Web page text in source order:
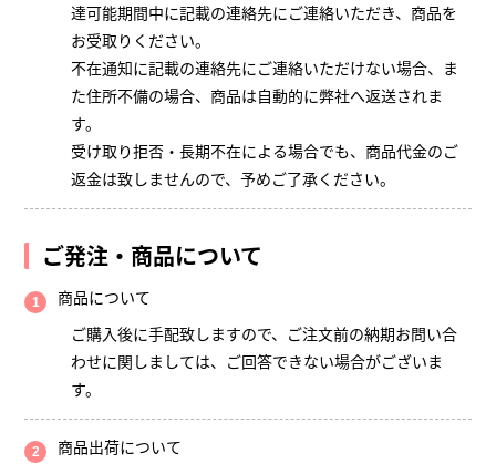
達可能期間中に記載の連絡先にご連絡いただき、商品を
お受取りください。
不在通知に記載の連絡先にご連絡いただけない場合、ま
た住所不備の場合、商品は自動的に弊社へ返送されま
す。
受け取り拒否・長期不在による場合でも、商品代金のご
返金は致しませんので、予めご了承ください。
ご発注・商品について
商品について
ご購入後に手配致しますので、ご注文前の納期お問い合
わせに関しましては、ご回答できない場合がございま
す。
商品出荷について